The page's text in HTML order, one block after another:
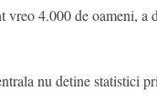
4.000 de oameni,
nu detine statistici